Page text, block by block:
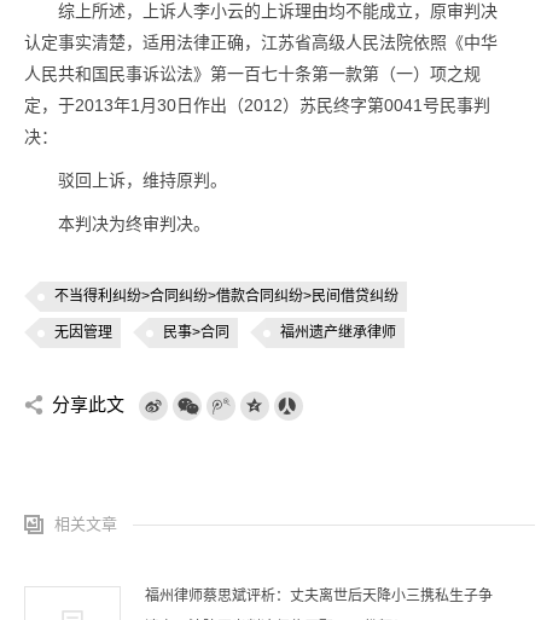
综上所述，上诉人李小云的上诉理由均不能成立，原审判决
认定事实清楚，适用法律正确，江苏省高级人民法院依照《中华
人民共和国民事诉讼法》第一百七十条第一款第（一）项之规
定，于2013年1月30日作出（2012）苏民终字第0041号民事判
决：
驳回上诉，维持原判。
本判决为终审判决。
不当得利纠纷>合同纠纷>借款合同纠纷>民间借贷纠纷
无因管理 民事>合同 福州遗产继承律师
分享此文
相关文章
福州律师蔡思斌评析：丈夫离世后天降小三携私生子争